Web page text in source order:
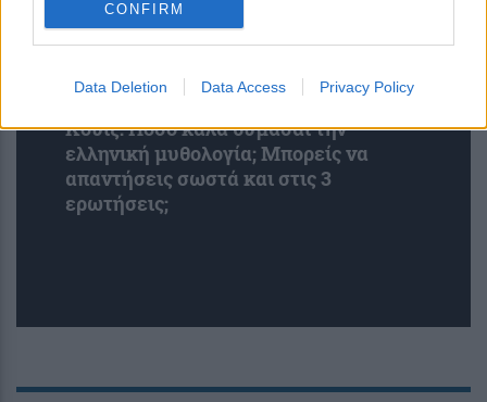
CONFIRM
Data Deletion Data Access Privacy Policy
Κουίζ: Πόσο καλά θυμάσαι την
ελληνική μυθολογία; Μπορείς να
απαντήσεις σωστά και στις 3
ερωτήσεις;